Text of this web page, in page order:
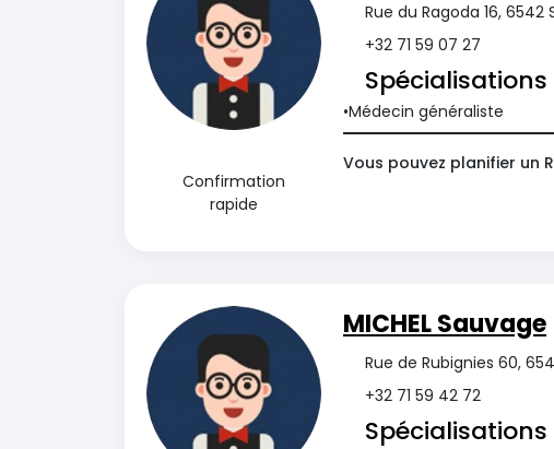
Confirmation
rapide
Rue du Ragoda 16,
+32 71 59 07 27
Spécialisations
Médecin généraliste
Vous pouvez planifier un
MICHEL Sauvage
Rue de Rubignies 60,
+32 71 59 42 72
Spécialisations